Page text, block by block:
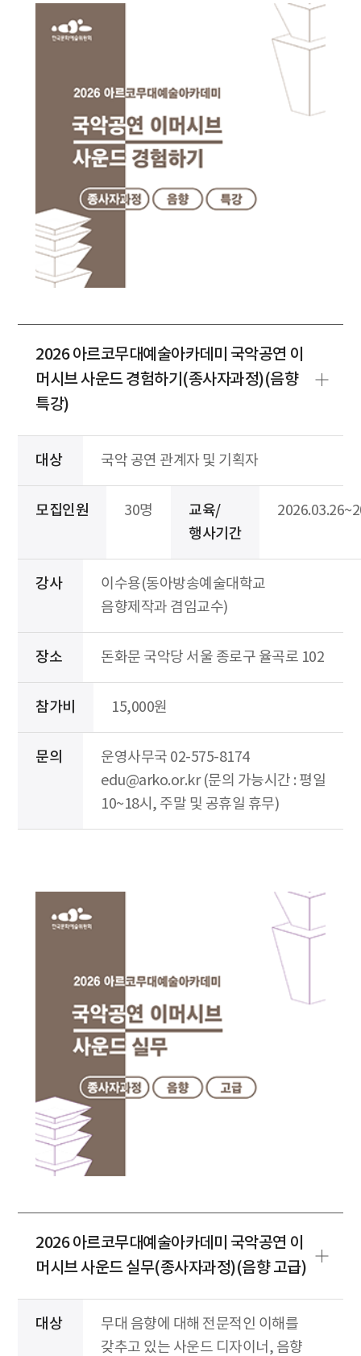
2026 아르코무대예술아카데미 국악공연 이
머시브 사운드 경험하기(종사자과정)(음향
특강)
대상 국악 공연 관계자 및 기획자
모집인원 30명
교육/
행사기간
강사
이수용(동아방송예술대학교
음향제작과 겸임교수)
장소 돈화문 국악당 서울 종로구 율곡로 102
참가비 15,000원
문의
운영사무국 02-575-8174
edu@arko.or.kr (문의 가능시간 : 평일
10~18시, 주말 및 공휴일 휴무)
2026 아르코무대예술아카데미 국악공연 이
머시브 사운드 실무(종사자과정)(음향 고급)
대상
무대 음향에 대해 전문적인 이해를
갖추고 있는 사운드 디자이너, 음향